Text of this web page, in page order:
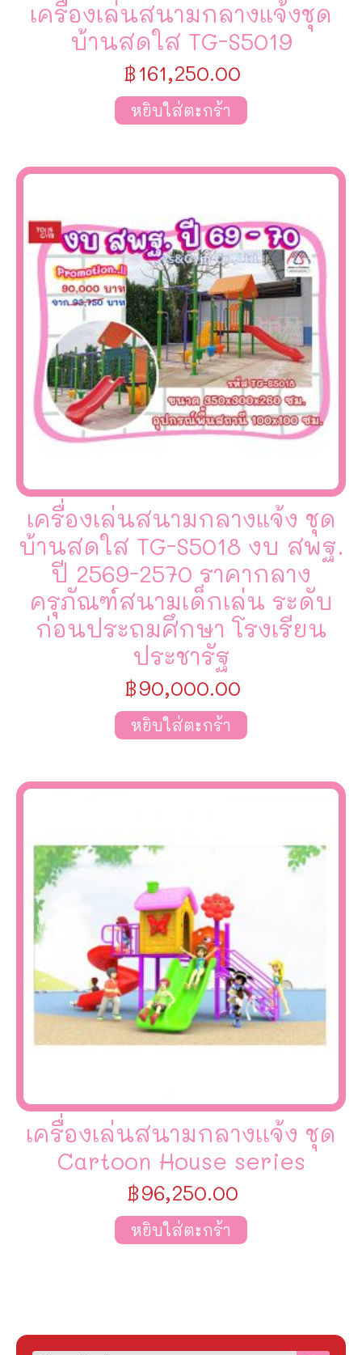
เครื่องเล่นสนามกลางแจ้งชุด
บ้านสดใส TG-S5019
฿161,250.00
หยิบใส่ตะกร้า
เครื่องเล่นสนามกลางแจ้ง ชุด
บ้านสดใส TG-S5018 งบ สพฐ.
ปี 2569-2570 ราคากลาง
ครุภัณฑ์สนามเด็กเล่น ระดับ
ก่อนประถมศึกษา โรงเรียน
ประชารัฐ
฿90,000.00
หยิบใส่ตะกร้า
เครื่องเล่นสนามกลางเเจ้ง ชุด
Cartoon House series
฿96,250.00
หยิบใส่ตะกร้า